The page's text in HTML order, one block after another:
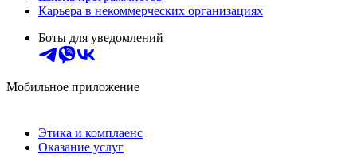
Карьера в некоммерческих организациях
Боты для уведомлений
Мобильное приложение
Этика и комплаенс
Оказание услуг